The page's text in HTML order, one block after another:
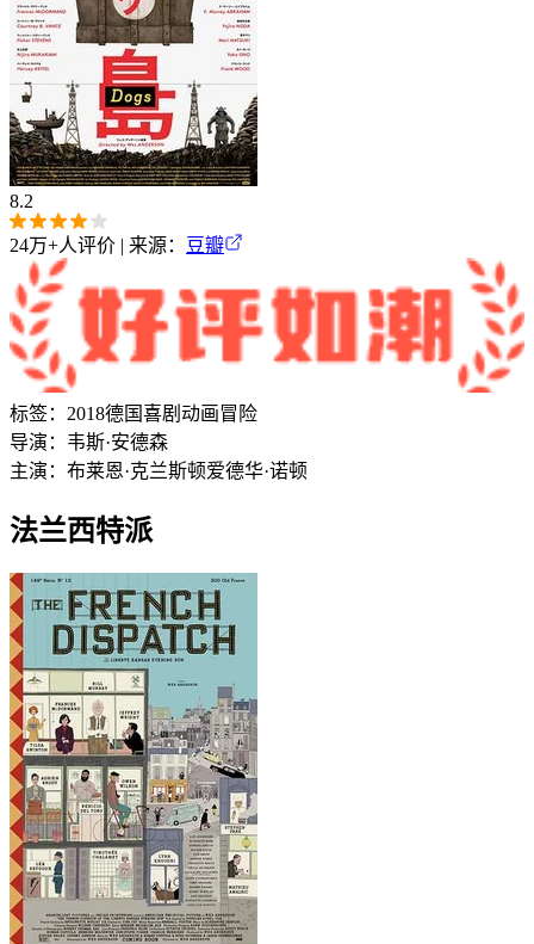
8.2
24万+人评价 | 来源： 豆瓣
标签： 2018德国喜剧 动画冒险
导演： 韦斯·安德森
主演： 布莱恩·克兰斯顿爱德华·诺顿
法兰西特派